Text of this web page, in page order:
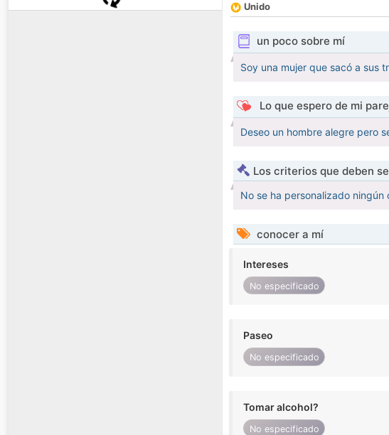
Unido
un poco sobre mí
Soy una mujer que sacó a sus
Lo que espero de mi
Deseo un hombre alegre pero
Los criterios que deben
No se ha personalizado ningún
conocer a mí
Intereses
No especificado
Paseo
No especificado
Tomar alcohol?
No especificado